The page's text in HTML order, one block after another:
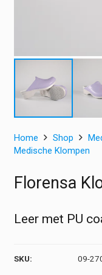
Home Shop
Medische Klompen
Florensa
Leer met PU
SKU: 09-